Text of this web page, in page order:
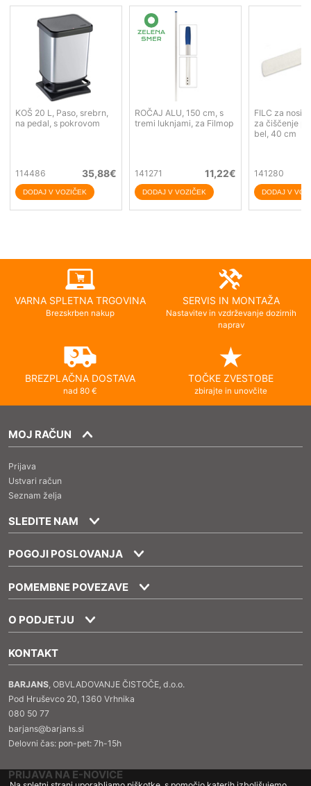
KOŠ 20 L, Paso, srebrn,
na pedal, s pokrovom
114486 35,88€
ROČAJ ALU, 150 cm, s
tremi luknjami, za Filmop
141271 11,22€
FILC za
za čiščenje
bel, 40 cm
141280
VARNA SPLETNA TRGOVINA
Brezskrben nakup
SERVIS IN MONTAŽA
Nastavitev in vzdrževanje dozirnih
naprav
BREZPLAČNA DOSTAVA
nad 80 €
TOČKE ZVESTOBE
zbirajte in unovčite
MOJ RAČUN
Prijava
Ustvari račun
Seznam želja
SLEDITE NAM
POGOJI POSLOVANJA
POMEMBNE POVEZAVE
O PODJETJU
KONTAKT
BARJANS, OBVLADOVANJE ČISTOČE, d.o.o.
Pod Hruševco 20, 1360 Vrhnika
080 50 77
barjans@barjans.si
Delovni čas: pon-pet: 7h-15h
PRIJAVA NA E-NOVICE